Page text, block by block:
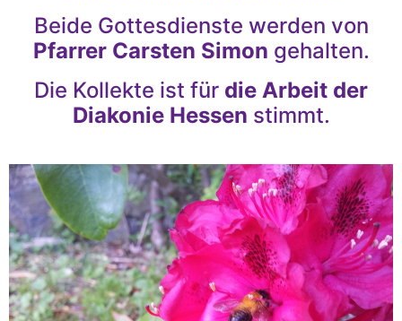
Beide Gottesdienste werden von
Pfarrer Carsten Simon gehalten.
Die Kollekte ist für die Arbeit der
Diakonie Hessen stimmt.